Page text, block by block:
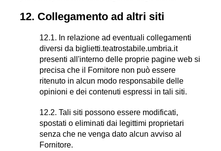
12. Collegamento ad altri siti
12.1. In relazione ad eventuali collegamenti
diversi da biglietti.teatrostabile.umbria.it
presenti all'interno delle proprie pagine web si
precisa che il Fornitore non può essere
ritenuto in alcun modo responsabile delle
opinioni e dei contenuti espressi in tali siti.
12.2. Tali siti possono essere modificati,
spostati o eliminati dai legittimi proprietari
senza che ne venga dato alcun avviso al
Fornitore.